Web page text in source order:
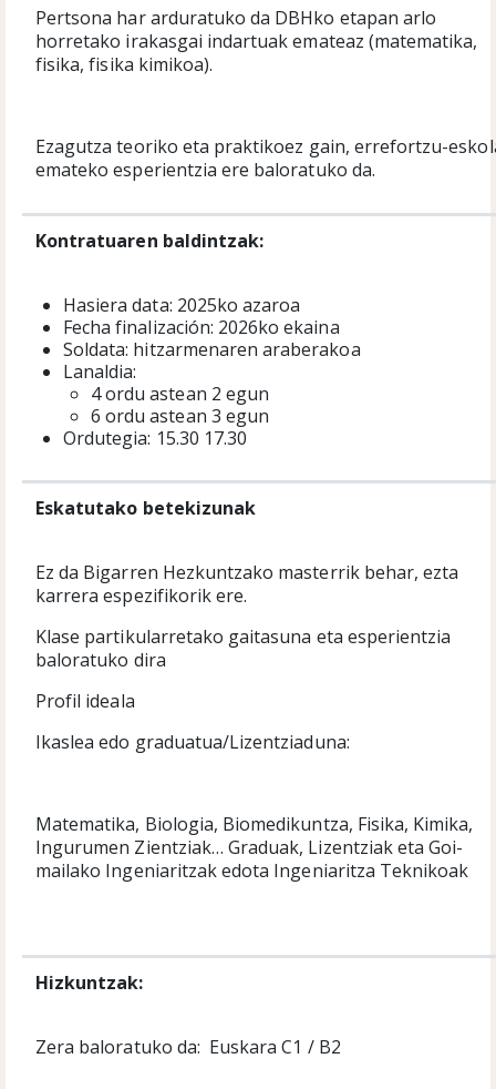
Pertsona har arduratuko da DBHko etapan arlo
horretako irakasgai indartuak emateaz (matematika,
fisika, fisika kimikoa).
Ezagutza teoriko eta praktikoez gain, errefortzu-
emateko esperientzia ere baloratuko da.
Kontratuaren baldintzak:
Hasiera data: 2025ko azaroa
Fecha finalización: 2026ko ekaina
Soldata: hitzarmenaren araberakoa
Lanaldia:
4 ordu astean 2 egun
6 ordu astean 3 egun
Ordutegia: 15.30 17.30
Eskatutako betekizunak
Ez da Bigarren Hezkuntzako masterrik behar, ezta
karrera espezifikorik ere.
Klase partikularretako gaitasuna eta esperientzia
baloratuko dira
Profil ideala
Ikaslea edo graduatua/Lizentziaduna:
Matematika, Biologia, Biomedikuntza, Fisika, Kimika,
Ingurumen Zientziak… Graduak, Lizentziak eta Goi-
mailako Ingeniaritzak edota Ingeniaritza Teknikoak
Hizkuntzak:
Zera baloratuko da: Euskara C1 / B2